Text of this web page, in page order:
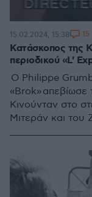
Κατάσκοπος της
περιοδικού «L'
Ο Philippe
«Brok» απεβίωσε
Κινούνταν στο
Μιτεράν και του
15.02.2024, 15:38 15